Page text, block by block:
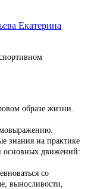
Екатерина
образе жизни.
знания на практике
основных движений:
со
выносливости,